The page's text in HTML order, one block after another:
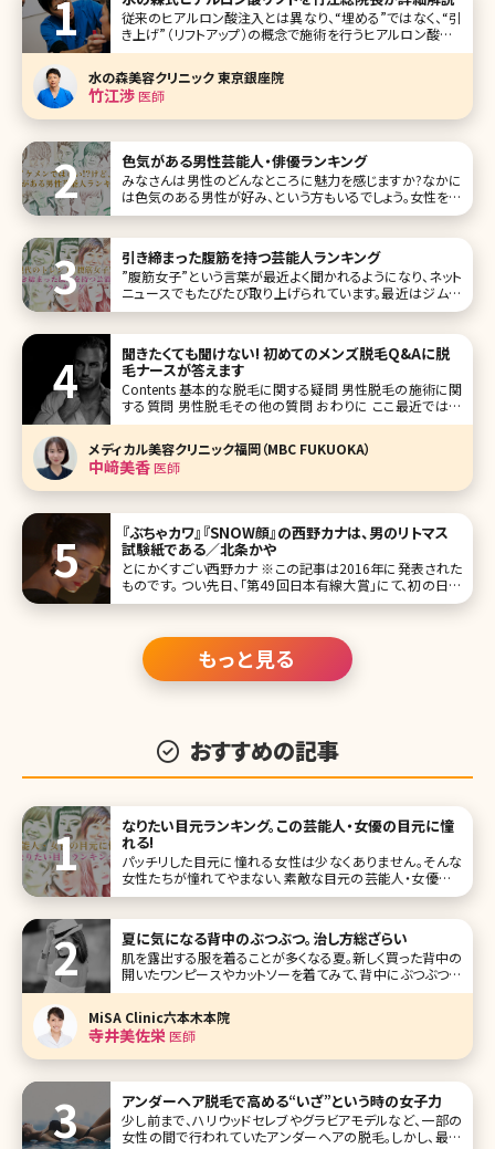
従来のヒアルロン酸注入とは異なり、“埋める”ではなく、“引
き上げ”（リフトアップ）の概念で施術を行うヒアルロン酸リフ
ト。現在テレビや雑誌でも取り上げられ、注目されています。
水の森美容外科総院長の竹江先生にヒアルロン酸リフトに
ついて、他のエイジング治療との比較もまじえながら、わかり
やすく解説していただ
水の森美容クリニック 東京銀座院
竹江渉医師
色気がある男性芸能人・俳優ランキング
みなさんは男性のどんなところに魅力を感じますか?なかに
は色気のある男性が好み、という方もいるでしょう。女性を惹
きつける色気を持つのは、外見が良い男性だけではありませ
男性も存在します。色気という魅力は、テレビというスクリー
ンを通じても伝わってく
引き締まった腹筋を持つ芸能人ランキング
”腹筋女子”という言葉が最近よく聞かれるようになり、ネット
ニュースでもたびたび取り上げられています。最近はジムな
どに通いながら体を鍛えて、腹筋が割れている女性も多いと
などにも効果的ということもあり、美を意識する人にはトレ
ンドとなりつつある”引き
聞きたくても聞けない! 初めてのメンズ脱毛Q&Aに脱
毛ナースが答えます
Contents 基本的な脱毛に関する疑問 男性脱毛の施術に関
する質問 男性脱毛その他の質問 おわりに ここ最近では数
年前と比較すると、男女ともに医療脱毛をしている方が増え
ており、施術を受ける年齢層も低下してきています。 女性の
脱毛が飽和してきている一方で、男性はまだ
メディカル美容クリニック福岡（MBC FUKUOKA）
中﨑美香医師
『ぶちゃカワ』『SNOW顔』の西野カナは、男のリトマス
試験紙である／北条かや
とにかくすごい西野カナ ※この記事は2016年に発表された
ものです。 つい先日、「第49回日本有線大賞」にて、初の日本
有線大賞を受賞した西野カナ。デビューした10代の頃から、
にのせて歌い続ける。男女ともにファンが多い。なんとなく凄
いのだろう、
もっと見る
おすすめの記事
なりたい目元ランキング。この芸能人・女優の目元に憧
れる!
パッチリした目元に憧れる女性は少なくありません。そんな
女性たちが憧れてやまない、素敵な目元の芸能人・女優をラ
ンキングにしました!ランキングに出ている芸能人・女優さん
は? 1位北川景子 この投稿をInstagramで見
夏に気になる背中のぶつぶつ。治し方総ざらい
肌を露出する服を着ることが多くなる夏。新しく買った背中の
開いたワンピースやカットソーを着てみて、背中にぶつぶつが
できていて慌ててしまった……そんな経験はありませんか?薄
着の季節になると背中は人目につきやすいものの普段、自
分では目にすることが少なく、お手入れ不足になりがちなパ
ーツでもあります。ここで
MiSA Clinic六本木本院
寺井美佐栄 医師
アンダーヘア脱毛で高める“いざ”という時の女子力
少し前まで、ハリウッドセレブやグラビアモデルなど、一部の
女性の間で行われていたアンダーヘアの脱毛。しかし、最近